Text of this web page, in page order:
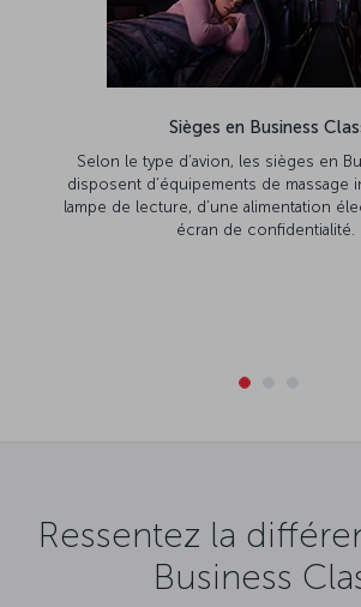
Sièges en Business
Selon le type d’avion, les sièges en
disposent d’équipements de massage
lampe de lecture, d’une alimentation
écran de confidentialité.
Ressentez la
Business